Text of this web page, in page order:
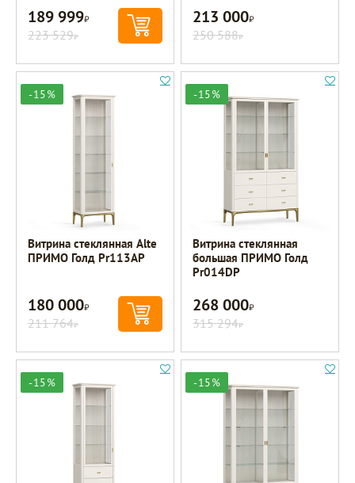
189 999Р
223 529Р
213 000Р
250 588Р
-15%
Витрина стеклянная Alte
ПРИМО Голд Pr113AP
180 000Р
211 764Р
-15%
Витрина стеклянная
большая ПРИМО Голд
Pr014DP
268 000Р
315 294Р
-15% -15%